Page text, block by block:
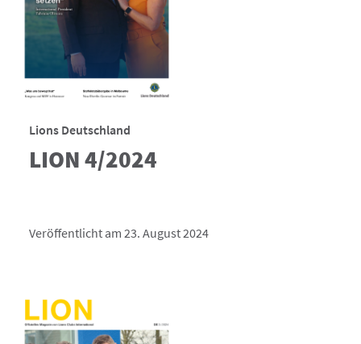
Lions Deutschland
LION 4/2024
Veröffentlicht am 23. August 2024